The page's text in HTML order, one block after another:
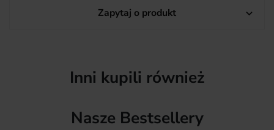
Zapytaj o produkt 
Inni kupili również
Nasze Bestsellery